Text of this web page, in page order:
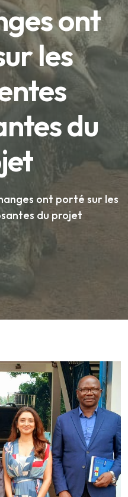
ont
les
du
ont porté sur les
du projet